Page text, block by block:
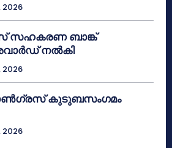
2026
സഹകരണ ബാങ്ക്
നൽകി
2026
കുടുബസംഗമം
2026